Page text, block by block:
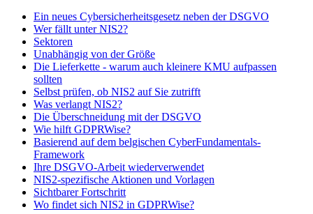
Ein neues Cybersicherheitsgesetz neben der DSGVO
Wer fällt unter NIS2?
Sektoren
Unabhängig von der Größe
Die Lieferkette - warum auch kleinere KMU aufpassen
sollten
Selbst prüfen, ob NIS2 auf Sie zutrifft
Was verlangt NIS2?
Die Überschneidung mit der DSGVO
Wie hilft GDPRWise?
Basierend auf dem belgischen CyberFundamentals-
Framework
Ihre DSGVO-Arbeit wiederverwendet
NIS2-spezifische Aktionen und Vorlagen
Sichtbarer Fortschritt
Wo findet sich NIS2 in GDPRWise?